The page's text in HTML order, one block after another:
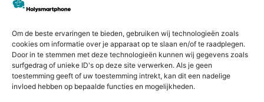
Om de beste ervaringen te bieden, gebruiken wij technologieën zoals
cookies om informatie over je apparaat op te slaan en/of te raadplegen.
Door in te stemmen met deze technologieën kunnen wij gegevens zoals
surfgedrag of unieke ID's op deze site verwerken. Als je geen
toestemming geeft of uw toestemming intrekt, kan dit een nadelige
invloed hebben op bepaalde functies en mogelijkheden.
Voor
16:00
besteld,
morgen
in huis*
14 dagen
bedenkte
rmijn
Fysieke
winkel
Webwink
el
keurmerk